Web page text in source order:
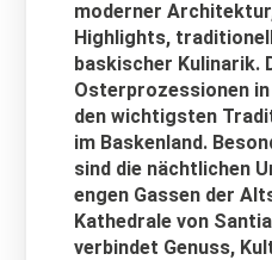
moderner
Highlights,
baskischer Kulinarik.
Osterprozessionen
den wichtigsten
im Baskenland.
sind die nächtlichen
engen Gassen der
Kathedrale von
verbindet Genuss,